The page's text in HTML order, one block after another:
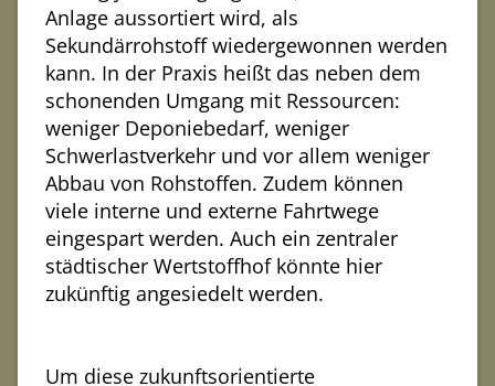
Anlage aussortiert wird, als
Sekundärrohstoff wiedergewonnen werden
kann. In der Praxis heißt das neben dem
schonenden Umgang mit Ressourcen:
weniger Deponiebedarf, weniger
Schwerlastverkehr und vor allem weniger
Abbau von Rohstoffen. Zudem können
viele interne und externe Fahrtwege
eingespart werden. Auch ein zentraler
städtischer Wertstoffhof könnte hier
zukünftig angesiedelt werden.
Um diese zukunftsorientierte